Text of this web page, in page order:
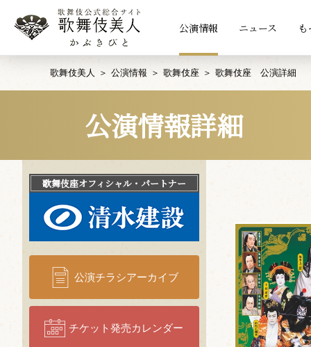
公演情報 ニュース
歌舞伎美人 公演情報 歌舞伎座 歌舞伎座 公演詳細
公演情報詳細
歌舞伎座オフィシャル・パートナー
公演チラシアーカイブ
チケット発売カレンダー